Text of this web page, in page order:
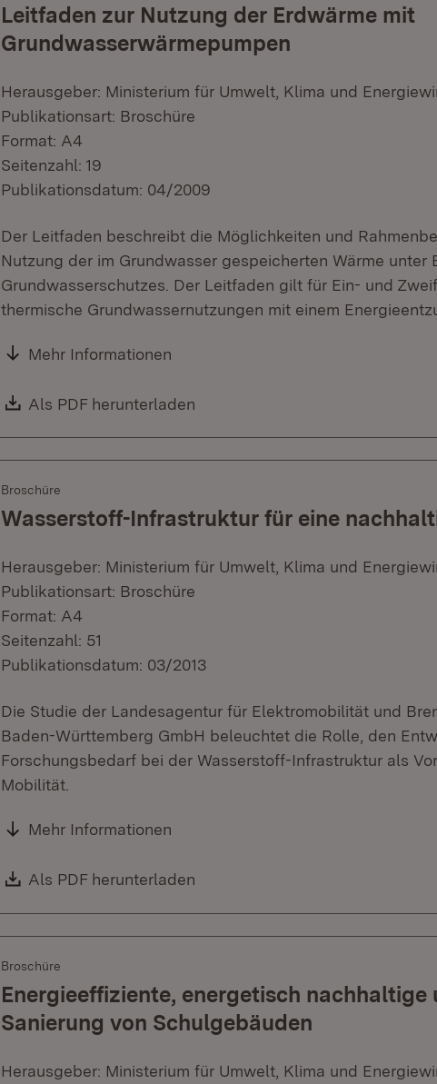
Leitfaden zur Nutzung der Erdwärme mit
Grundwasserwärmepumpen
Herausgeber: Ministerium für Umwelt, Klima und
Publikationsart: Broschüre
Format: A4
Seitenzahl: 19
Publikationsdatum: 04/2009
Der Leitfaden beschreibt die Möglichkeiten und
Nutzung der im Grundwasser gespeicherten Wärme unter
Grundwasserschutzes. Der Leitfaden gilt für Ein- und
thermische Grundwassernutzungen mit einem
Mehr Informationen
Download:
Als PDF herunterladen
Broschüre
Wasserstoff-Infrastruktur für eine
Herausgeber: Ministerium für Umwelt, Klima und
Publikationsart: Broschüre
Format: A4
Seitenzahl: 51
Publikationsdatum: 03/2013
Die Studie der Landesagentur für Elektromobilität und
Baden-Württemberg GmbH beleuchtet die Rolle, den
Forschungsbedarf bei der Wasserstoff-Infrastruktur als
Mobilität.
Mehr Informationen
Download:
Als PDF herunterladen
Broschüre
Energieeffiziente, energetisch
Sanierung von Schulgebäuden
Herausgeber: Ministerium für Umwelt, Klima und